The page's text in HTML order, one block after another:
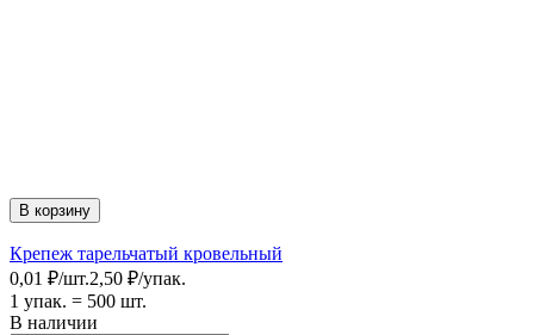
В корзину
Крепеж тарельчатый кровельный
0,01 ₽/шт.2,50 ₽/упак.
1 упак. = 500 шт.
В наличии